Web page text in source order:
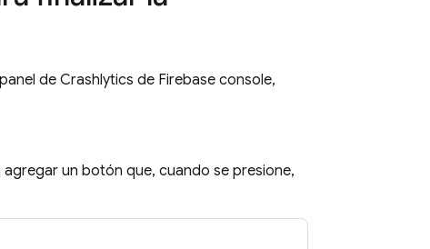
de Crashlytics de Firebase console,
un botón que, cuando se presione,